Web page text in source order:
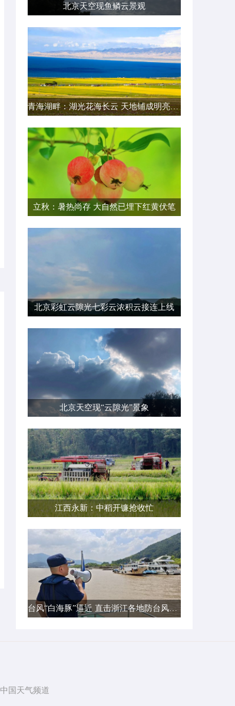
北京天空现鱼鳞云景观
青海湖畔：湖光花海长云 天地铺成明亮画卷
立秋：暑热尚存 大自然已埋下红黄伏笔
北京彩虹云隙光七彩云浓积云接连上线
北京天空现“云隙光”景象
江西永新：中稻开镰抢收忙
台风“白海豚”逼近 直击浙江各地防台风一线现场
中国天气频道